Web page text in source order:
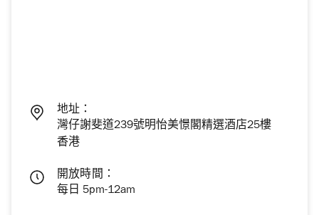
地址：
灣仔謝斐道239號明怡美憬閣精選酒店25樓
香港
開放時間：
每日 5pm-12am